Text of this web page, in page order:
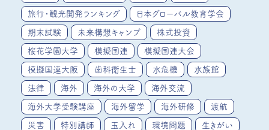
旅行・観光開発ランキング 日本グローバル教育学会
期末試験 未来構想キャンプ 株式投資
桜花学園大学 模擬国連 模擬国連大会
模擬国連大阪 歯科衛生士 水危機 水族館
法律 海外 海外の大学 海外交流
海外大学受験講座 海外留学 海外研修 渡航
災害 特別講師 玉入れ 環境問題 生きがい